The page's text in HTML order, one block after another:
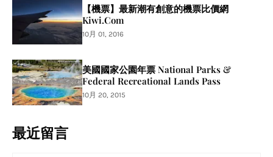
【機票】最新潮有創意的機票比價網
Kiwi.Com
10月 01, 2016
美國國家公園年票 National Parks &
Federal Recreational Lands Pass
10月 20, 2015
最近留言